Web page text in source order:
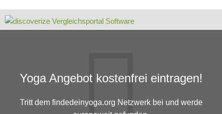
Yoga Angebot kostenfrei eintragen!
Tritt dem findedeinyoga.org Netzwerk bei und werde